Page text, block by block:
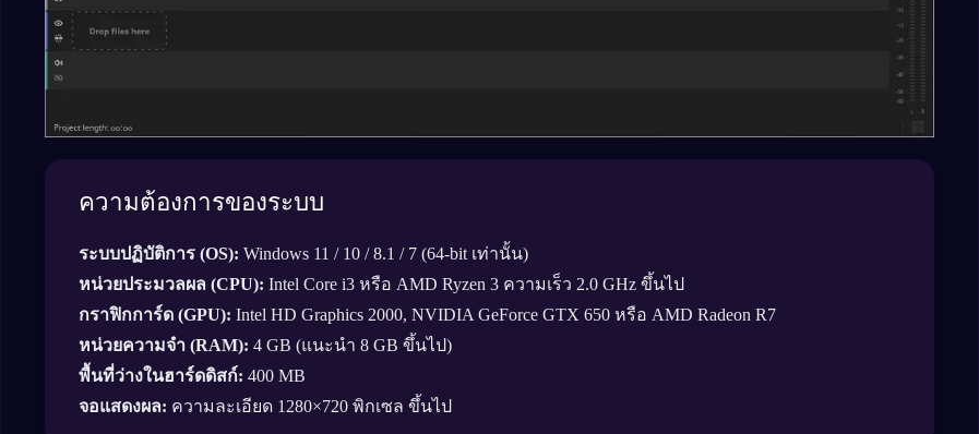
ความต้องการของระบบ
ระบบปฏิบัติการ (OS): Windows 11 / 10 / 8.1 / 7 (64-bit เท่านั้น)
หน่วยประมวลผล (CPU): Intel Core i3 หรือ AMD Ryzen 3 ความเร็ว 2.0 GHz ขึ้นไป
กราฟิกการ์ด (GPU): Intel HD Graphics 2000, NVIDIA GeForce GTX 650 หรือ AMD Radeon R7
หน่วยความจำ (RAM): 4 GB (แนะนำ 8 GB ขึ้นไป)
พื้นที่ว่างในฮาร์ดดิสก์: 400 MB
จอแสดงผล: ความละเอียด 1280×720 พิกเซล ขึ้นไป